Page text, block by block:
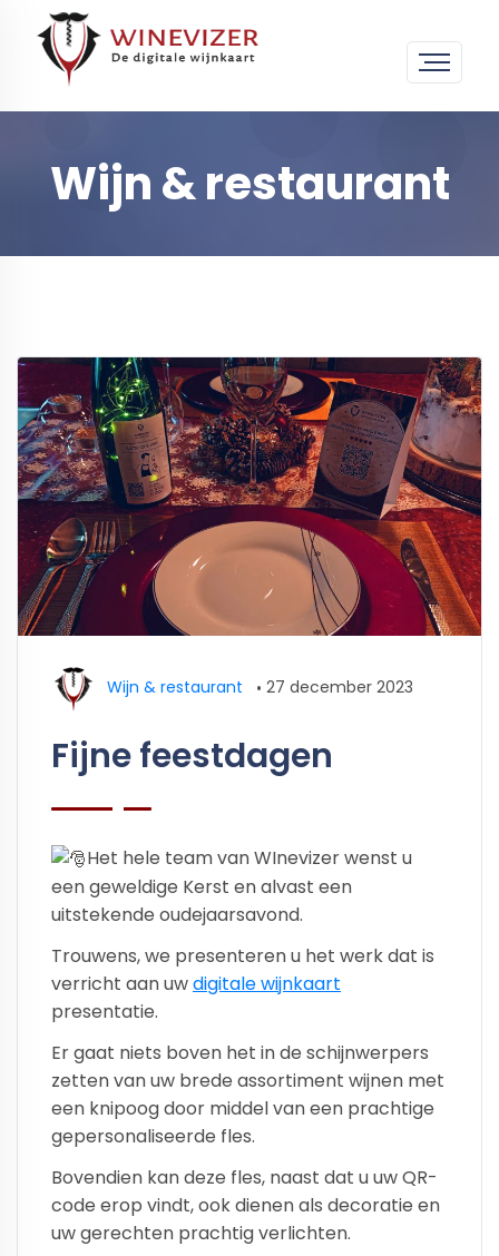
Wijn & restaurant
Wijn & restaurant • 27 december 2023
Fijne feestdagen
Het hele team van WInevizer wenst u
een geweldige Kerst en alvast een
uitstekende oudejaarsavond.
Trouwens, we presenteren u het werk dat is
verricht aan uwdigitale wijnkaart
presentatie.
Er gaat niets boven het in de schijnwerpers
zetten van uw brede assortiment wijnen met
een knipoog door middel van een prachtige
gepersonaliseerde fles.
Bovendien kan deze fles, naast dat u uw QR-
code erop vindt, ook dienen als decoratie en
uw gerechten prachtig verlichten.